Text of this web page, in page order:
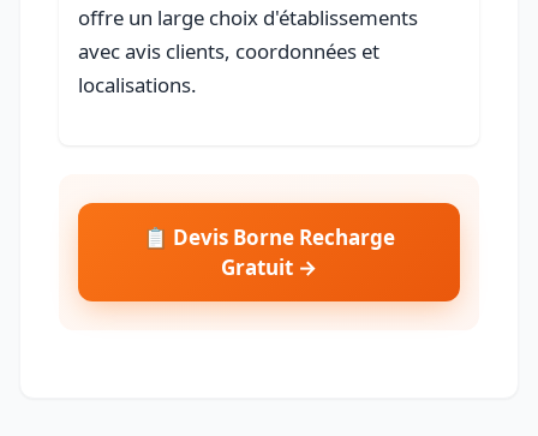
offre un large choix d'établissements
avec avis clients, coordonnées et
localisations.
📋 Devis Borne Recharge
Gratuit →